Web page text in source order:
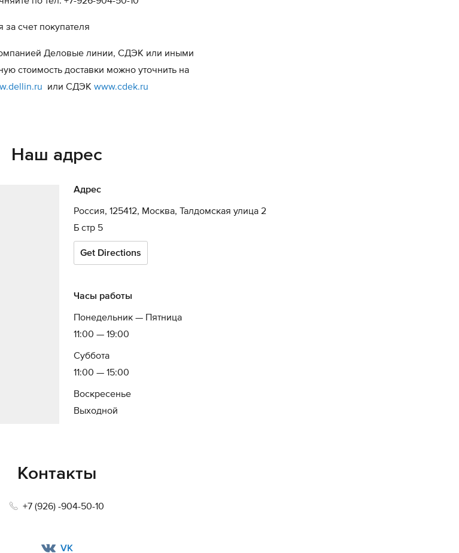
счет покупателя
Деловые линии, СДЭК или иными
стоимость доставки можно уточнить на
или СДЭК www.cdek.ru
Наш адрес
Адрес
Россия, 125412, Москва, Талдомская улица 2
Б стр 5
Get Directions
Часы работы
Понедельник — Пятница
11:00 — 19:00
Суббота
11:00 — 15:00
Воскресенье
Выходной
Контакты
+7 (926) -904-50-10
VK